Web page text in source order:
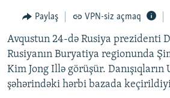
FƏRQƏ BAX
QANUNI DOĞRU
ARAŞDIRMA
MULTIMEDIA
Paylaş VPN-siz açmaq
Avqustun 24-də Rusiya prezidenti
Rusiyanın Buryatiya regionunda
Kim Jong Illə görüşür. Danışıqların
şəhərindəki hərbi bazada